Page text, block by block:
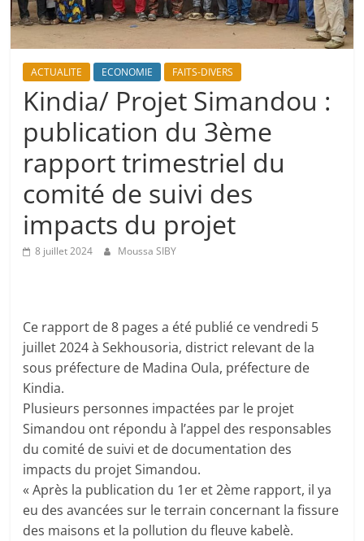
ACTUALITE ECONOMIE FAITS-DIVERS
Kindia/ Projet Simandou :
publication du 3ème
rapport trimestriel du
comité de suivi des
impacts du projet
8 juillet 2024 Moussa SIBY
Ce rapport de 8 pages a été publié ce vendredi 5
juillet 2024 à Sekhousoria, district relevant de la
sous préfecture de Madina Oula, préfecture de
Kindia.
Plusieurs personnes impactées par le projet
Simandou ont répondu à l’appel des responsables
du comité de suivi et de documentation des
impacts du projet Simandou.
« Après la publication du 1er et 2ème rapport, il ya
eu des avancées sur le terrain concernant la fissure
des maisons et la pollution du fleuve kabelè.